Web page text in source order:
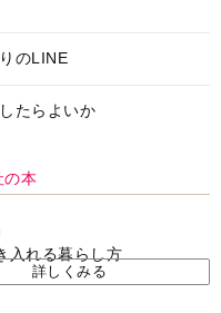
のLINE
たらよいか
の本
入れる暮らし方
詳しくみる